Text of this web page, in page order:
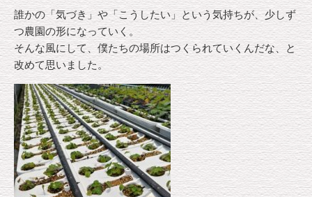
誰かの「気づき」や「こうしたい」という気持ちが、少しず
つ農園の形になっていく。
そんな風にして、僕たちの場所はつくられていくんだな、と
改めて思いました。